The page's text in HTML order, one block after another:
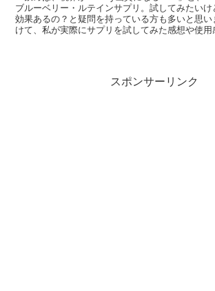
ブルーベリー・ルテインサプリ。試してみたい
効果あるの？と疑問を持っている方も多いと思い
けて、私が実際にサプリを試してみた感想や使用
スポンサーリンク